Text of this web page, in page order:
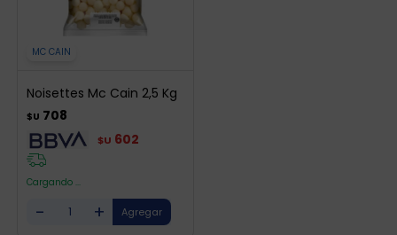
MC CAIN
Noisettes Mc Cain 2,5 Kg
$U 708
$U 602
Cargando ...
- +